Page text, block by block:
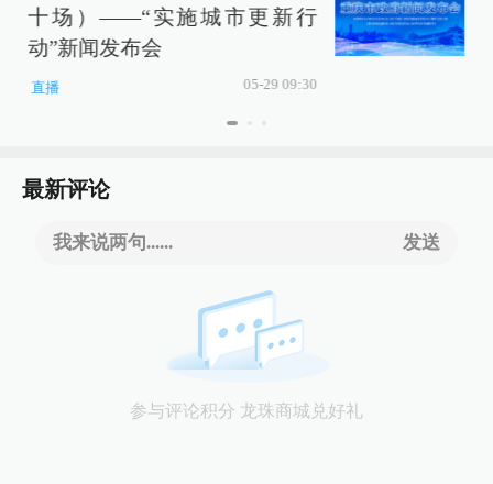
十场）——“实施城市更新行
动”新闻发布会
直播 05-29 09:30
最新评论
我来说两句...... 发送
参与评论积分 龙珠商城兑好礼